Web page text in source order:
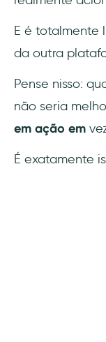
E é totalmente
da outra
Pense nisso:
não seria
em ação em
É exatamente